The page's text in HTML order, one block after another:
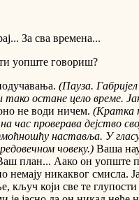
За сва времена...
уопште говориш?
(Пауза.
тако остане цело време.
не води ничем. (Кратка
час проверава дејство
наставља. У
човеку.) Ваша
план... Аако он уопште
немају никаквог смисла.
кључ који све те глупости